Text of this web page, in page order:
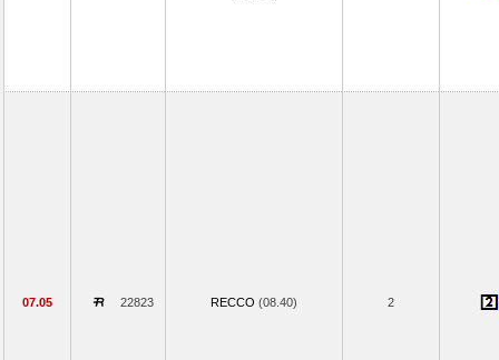
07.05 22823 RECCO (08.40) 2